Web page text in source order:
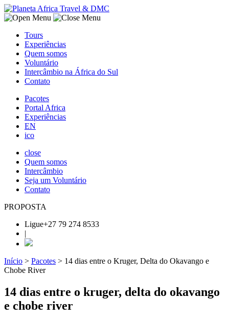
Tours
Experiências
Quem somos
Voluntário
Intercâmbio na África do Sul
Contato
Pacotes
Portal Africa
Experiências
EN
ico
close
Quem somos
Intercâmbio
Seja um Voluntário
Contato
PROPOSTA
Ligue+27 79 274 8533
|
Início > Pacotes > 14 dias entre o Kruger, Delta do Okavango e
Chobe River
14 dias entre o kruger, delta do okavango
e chobe river